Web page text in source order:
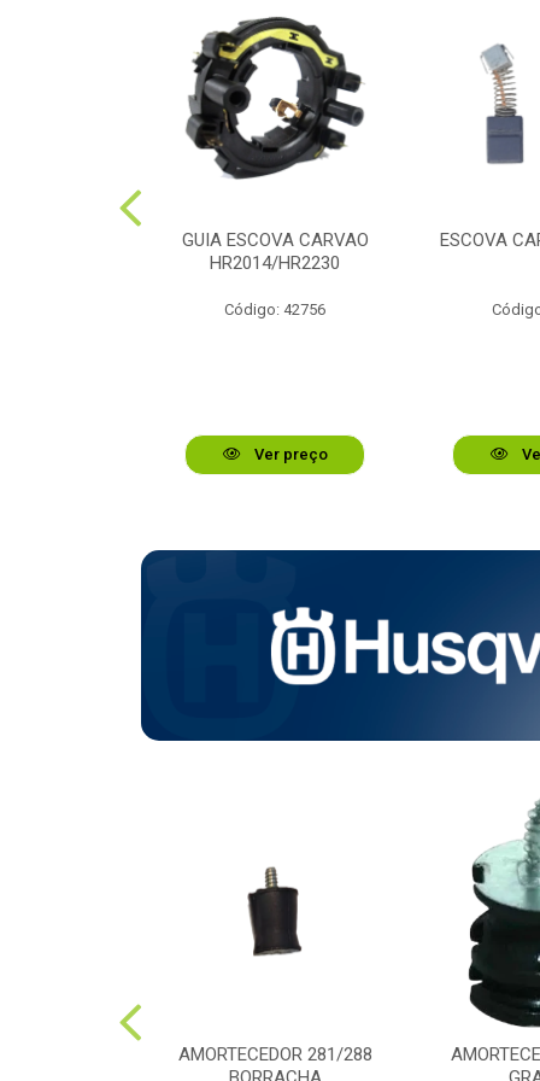
GUIA ESCOVA CARVAO
HR2014/HR2230
Código: 42756
Ver preço
ESCOVA
AMORTECEDOR 281/288